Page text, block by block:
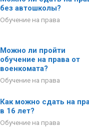
без автошколы?
Обучение на права
Можно ли пройти
обучение на права от
военкомата?
Обучение на права
Как можно сдать на
в 16 лет?
Обучение на права